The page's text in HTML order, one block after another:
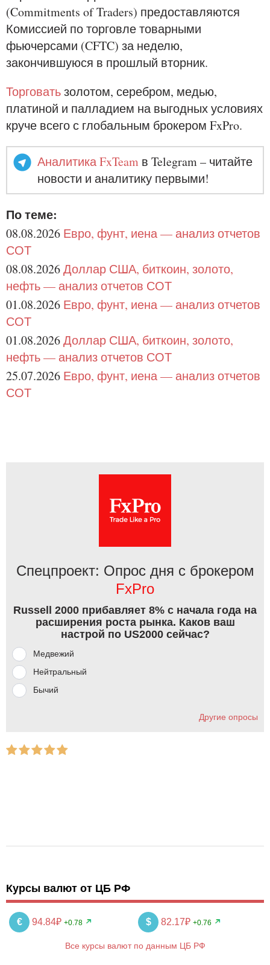
(Commitments of Traders) предоставляются
Комиссией по торговле товарными
фьючерсами (CFTC) за неделю,
закончившуюся в прошлый вторник.
Торговатьзолотом, серебром, медью,
платиной и палладием на выгодных условиях
круче всего с глобальным брокером FxPro.
Аналитика FxTeam в Telegram – читайте
новости и аналитику первыми!
По теме:
08.08.2026 Евро, фунт, иена — анализ отчетов
СОТ
08.08.2026Доллар США, биткоин, золото,
нефть — анализ отчетов СОТ
01.08.2026 Евро, фунт, иена — анализ отчетов
СОТ
01.08.2026Доллар США, биткоин, золото,
нефть — анализ отчетов СОТ
25.07.2026 Евро, фунт, иена — анализ отчетов
СОТ
Спецпроект: Опрос дня с брокером
FxPro
Russell 2000 прибавляет 8% с начала года на
расширения роста рынка. Каков ваш
настрой по US2000 сейчас?
Медвежий
Нейтральный
Бычий
Другие опросы
Курсы валют от ЦБ РФ
€ 94.84₽ +0.78 $ 82.17₽ +0.76
Все курсы валют по данным ЦБ РФ